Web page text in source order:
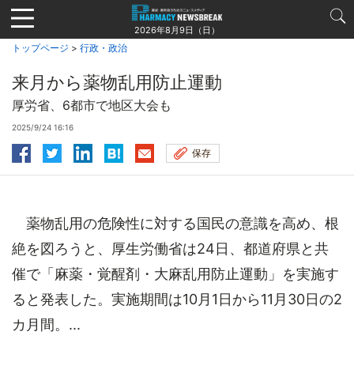
Jump
to
navigation
2026年8月9日（日）
トップページ > 行政・政治
来月から薬物乱用防止運動
厚労省、6都市で地区大会も
2025/9/24 16:16
保存
薬物乱用の危険性に対する国民の意識を高め、根
絶を図ろうと、厚生労働省は24日、都道府県と共
催で「麻薬・覚醒剤・大麻乱用防止運動」を実施す
ると発表した。実施期間は10月1日から11月30日の2
カ月間。...